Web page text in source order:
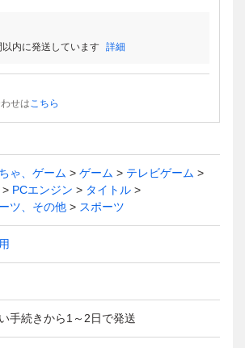
内に発送しています 詳細
せはこちら
ゃ、ゲーム ゲーム
テレビゲーム
PCエンジン
タイトル
ツ、その他
スポーツ
手続きから1～2日で発送